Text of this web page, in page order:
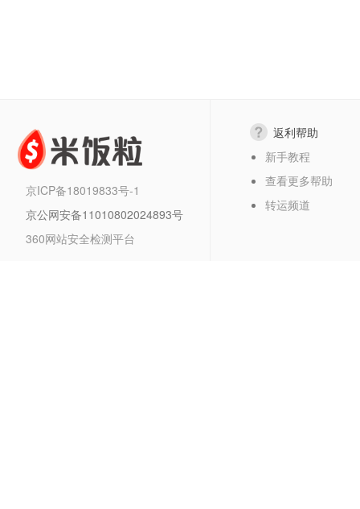
京ICP备18019833号-1
京公网安备11010802024893号
360网站安全检测平台
返利帮助
新手教程
查看更多帮助
转运频道